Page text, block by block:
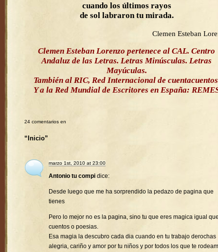
cuando los últimos rayos
de sol labraron tu mirada.
Clemen Esteban
Clemen Esteban Lorenzo pertenece al CAL. Centro
Andaluz de las Letras. Letras Minúsculas. Letras
Mayúculas.
También al RIC, Red Internacional de
Y a la Red Mundial de Escritores en España:
24 comentarios en
“Inicio”
marzo 1st, 2010 at 23:00
Antonio tu compi dice:
Desde luego que me ha sorprendido la pedazo de pagina que
tienes
Pero lo mejor no es la pagina, sino tu que eres magica igual
cuentos o poesias.
Esa magia la descubro cada dia cuando en tu trabajo derochas
alegria, cariño y amor por tu niños y por todos los que te